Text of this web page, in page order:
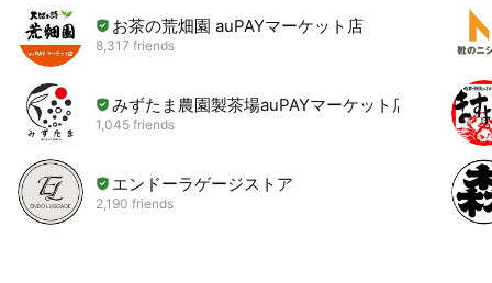
お茶の荒畑園 auPAYマーケット店
8,317 friends
みずたま農園製茶場auPAYマーケット店
1,045 friends
エンドーラゲージストア
2,190 friends